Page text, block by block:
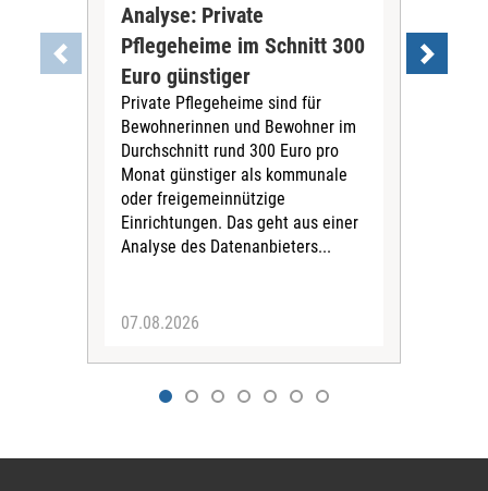
Analyse: Private
Pflegeheime im Schnitt 300
Euro günstiger
Private Pflegeheime sind für
Bewohnerinnen und Bewohner im
Durchschnitt rund 300 Euro pro
Monat günstiger als kommunale
oder freigemeinnützige
Einrichtungen. Das geht aus einer
Analyse des Datenanbieters...
07.08.2026